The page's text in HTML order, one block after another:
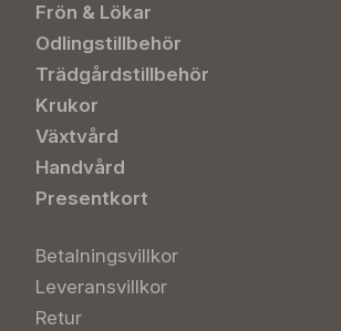
Frön & Lökar
Odlingstillbehör
Trädgårdstillbehör
Krukor
Växtvård
Handvård
Presentkort
Betalningsvillkor
Leveransvillkor
Retur